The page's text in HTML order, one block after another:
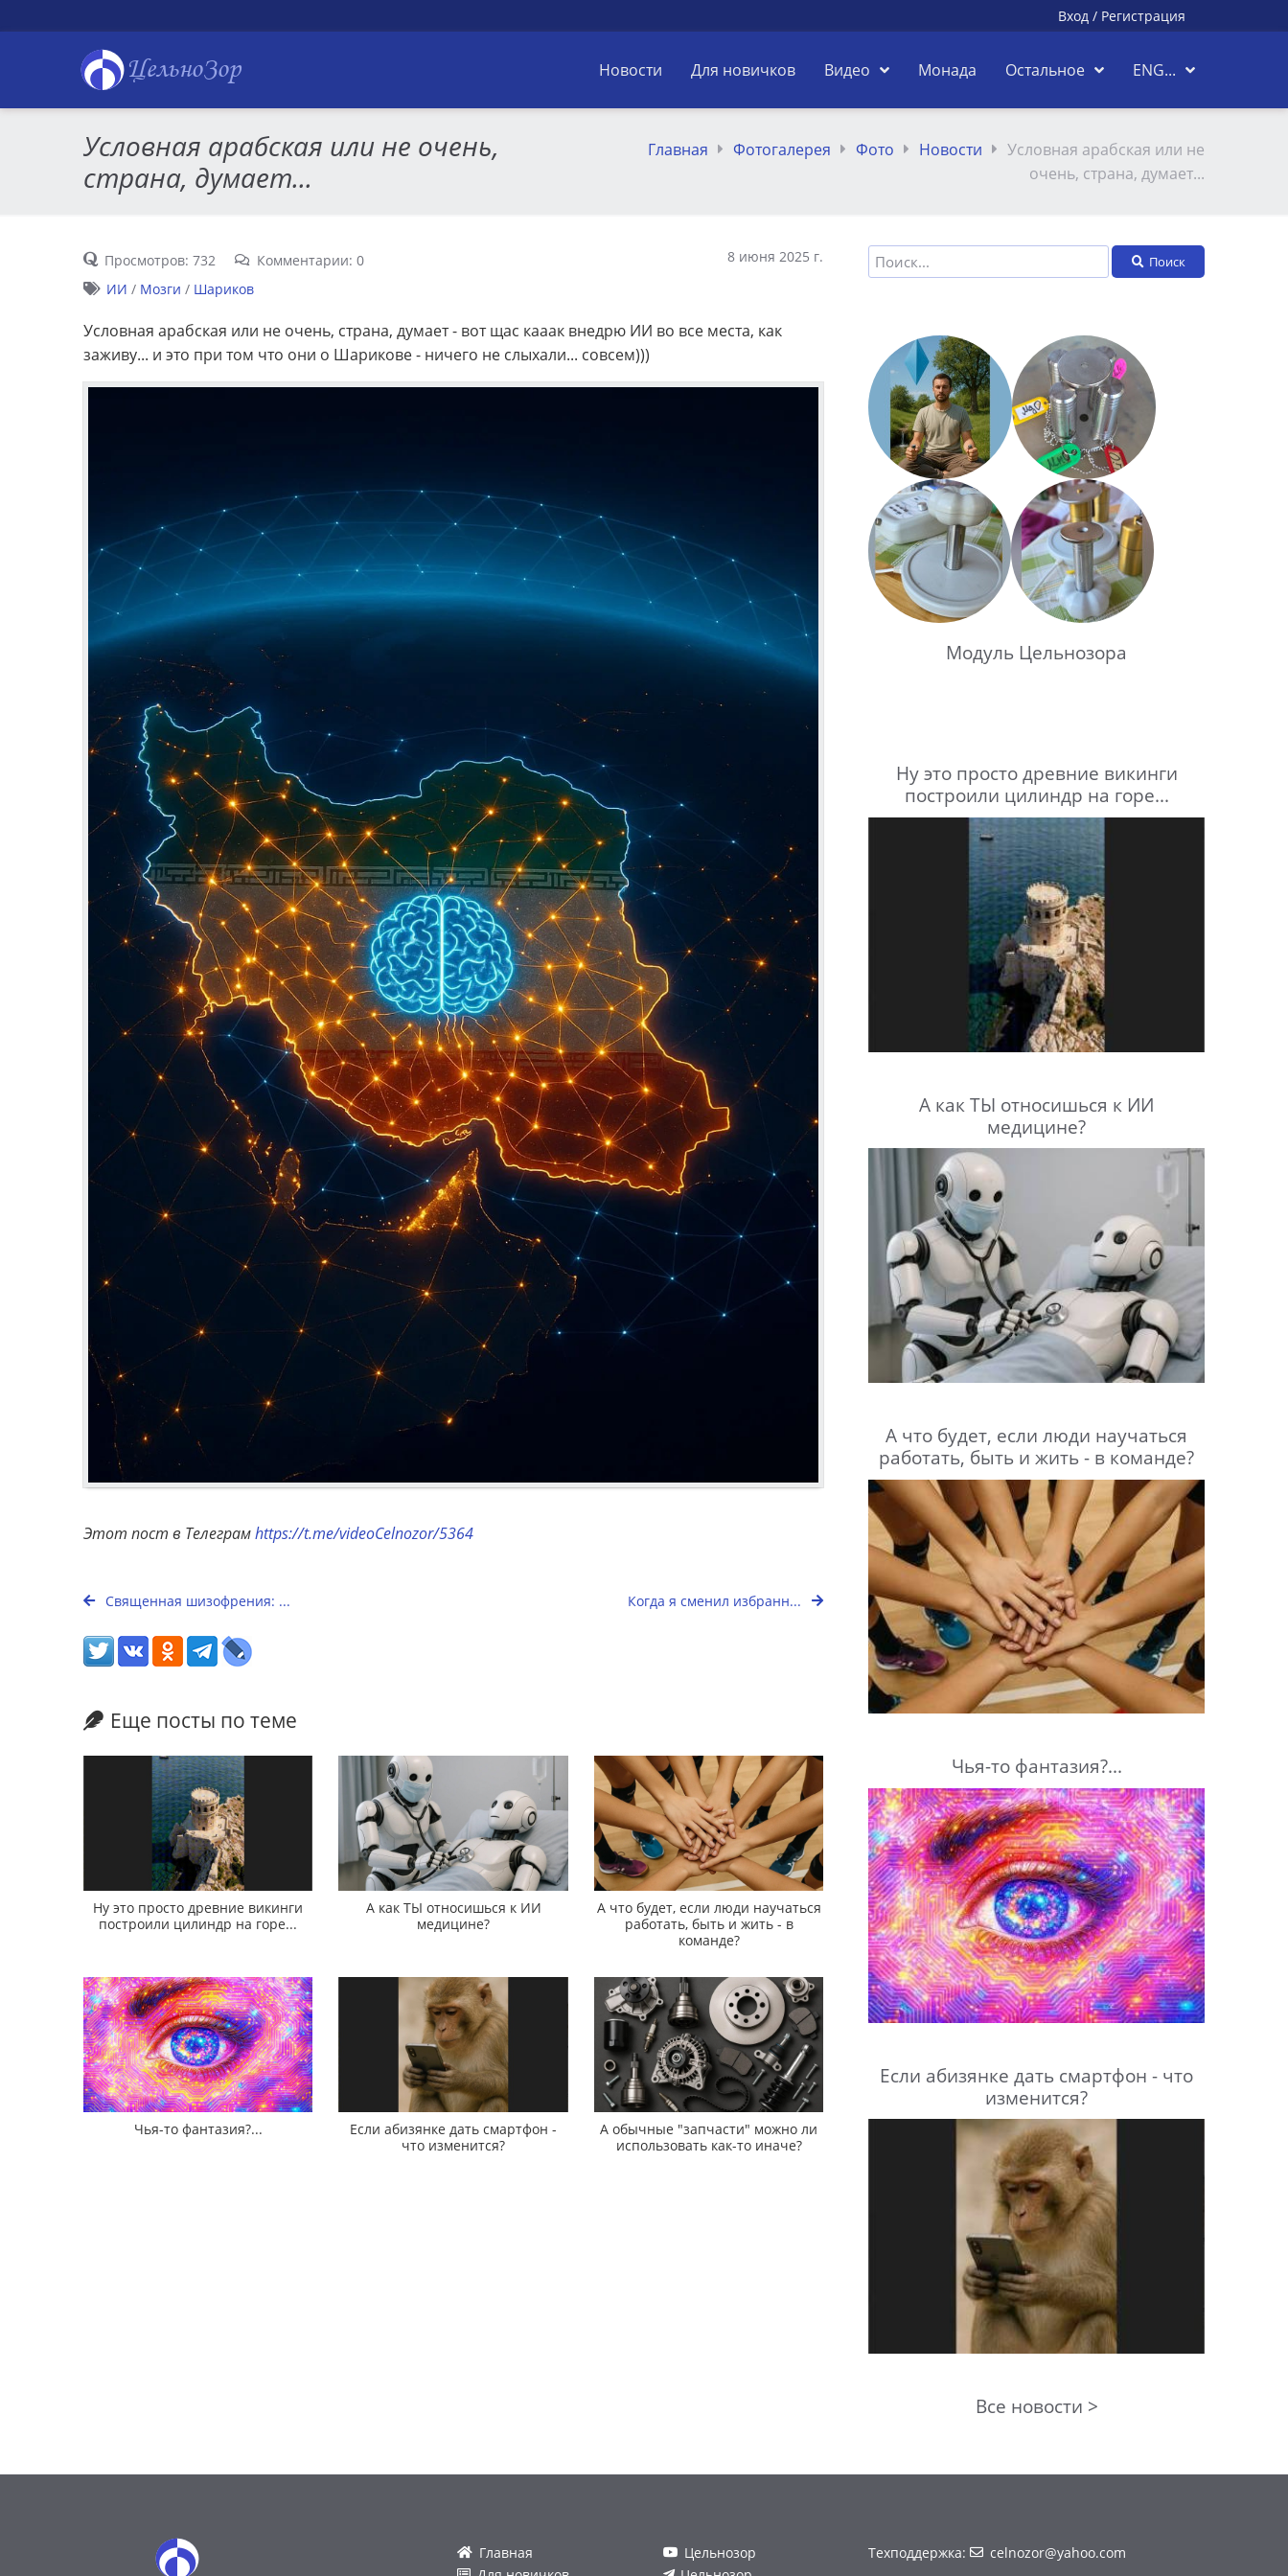
Вход / Регистрация
ЦельноЗор Новости Для новичков Видео Монада Остальное ENG...
Условная арабская или не очень,
страна, думает...
Главная Фотогалерея Фото Новости
Условная арабская или не
очень, страна, думает...
Просмотров: 732 Комментарии: 0
8 июня 2025 г.
ИИ / Мозги / Шариков
Условная арабская или не очень, страна, думает - вот щас кааак внедрю ИИ во все места, как
заживу... и это при том что они о Шарикове - ничего не слыхали... совсем)))
Этот пост в Телеграмhttps://t.me/videoCelnozor/5364
Священная шизофрения: ... Когда я сменил избранн...
Еще посты по теме
Ну это просто древние викинги
построили цилиндр на горе...
А как ТЫ относишься к ИИ
медицине?
А что будет, если люди научаться
работать, быть и жить - в
команде?
Чья-то фантазия?...
Если абизянке дать смартфон -
что изменится?
А обычные "запчасти" можно ли
использовать как-то иначе?
Поиск
Модуль Цельнозора
Ну это просто древние викинги
построили цилиндр на горе...
А как ТЫ относишься к ИИ
медицине?
А что будет, если люди научаться
работать, быть и жить - в команде?
Чья-то фантазия?...
Если абизянке дать смартфон - что
изменится?
Все новости >
Главная
Цельнозор
Техподдержка: celnozor@yahoo.com